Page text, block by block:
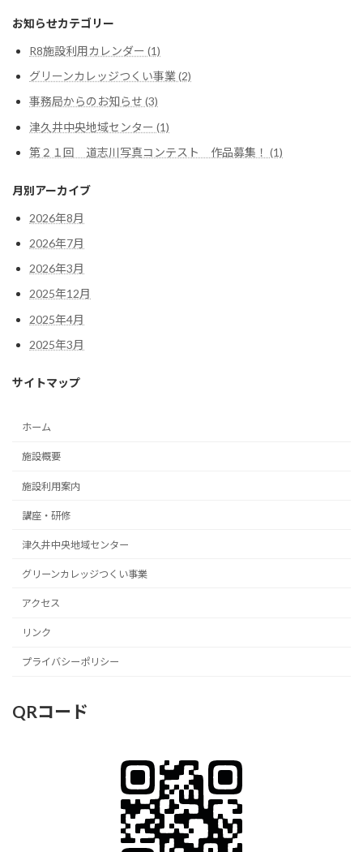
お知らせカテゴリー
R8施設利用カレンダー (1)
グリーンカレッジつくい事業 (2)
事務局からのお知らせ (3)
津久井中央地域センター (1)
第２１回 道志川写真コンテスト 作品募集！ (1)
月別アーカイブ
2026年8月
2026年7月
2026年3月
2025年12月
2025年4月
2025年3月
サイトマップ
ホーム
施設概要
施設利用案内
講座・研修
津久井中央地域センター
グリーンカレッジつくい事業
アクセス
リンク
プライバシーポリシー
QRコード